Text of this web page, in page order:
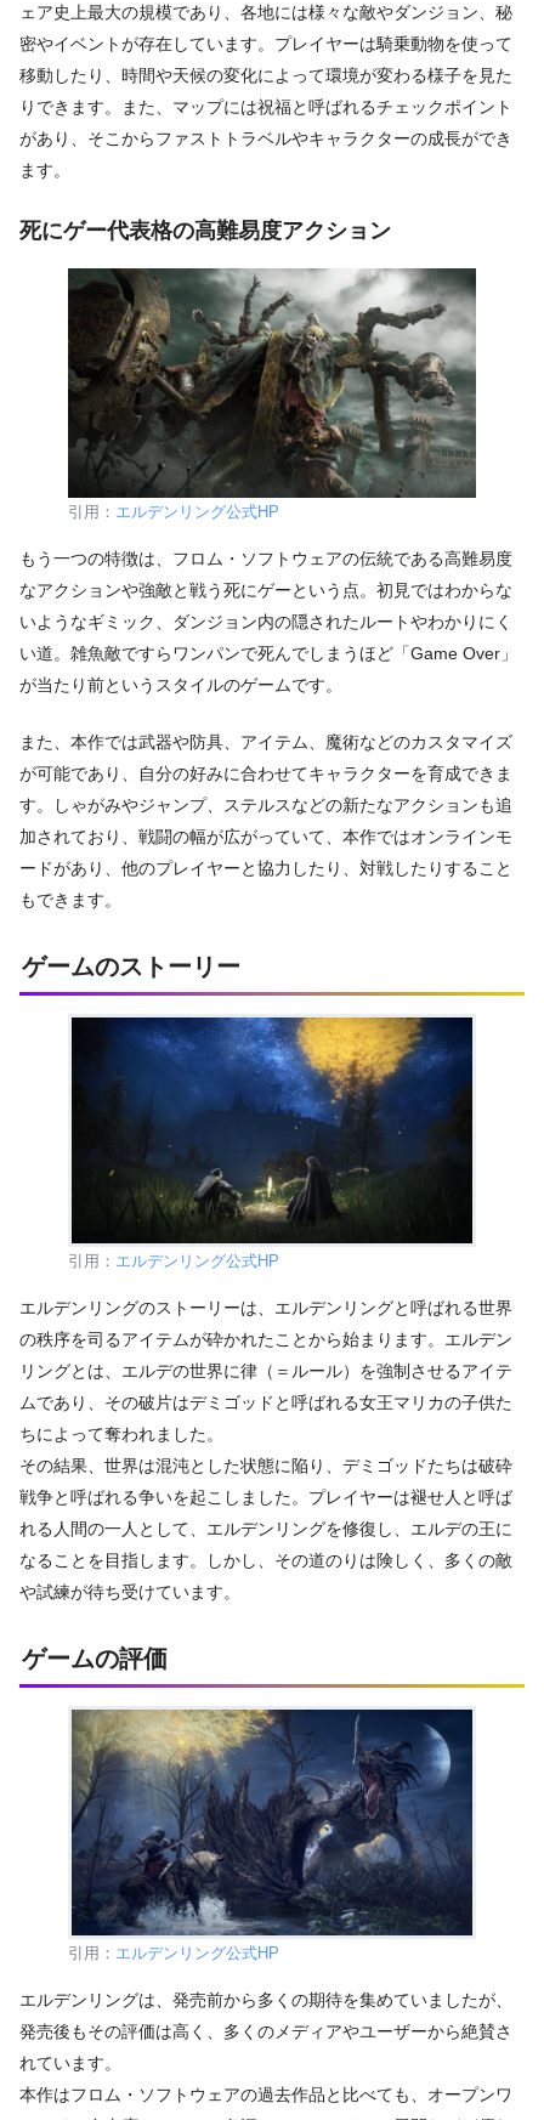
ェア史上最大の規模であり、各地には様々な敵やダンジョン、秘
密やイベントが存在しています。プレイヤーは騎乗動物を使って
移動したり、時間や天候の変化によって環境が変わる様子を見た
りできます。また、マップには祝福と呼ばれるチェックポイント
があり、そこからファストトラベルやキャラクターの成長ができ
ます。
死にゲー代表格の高難易度アクション
引用： エルデンリング公式HP
もう一つの特徴は、フロム・ソフトウェアの伝統である高難易度
なアクションや強敵と戦う死にゲーという点。初見ではわからな
いようなギミック、ダンジョン内の隠されたルートやわかりにく
い道。雑魚敵ですらワンパンで死んでしまうほど「Game Over」
が当たり前というスタイルのゲームです。
また、本作では武器や防具、アイテム、魔術などのカスタマイズ
が可能であり、自分の好みに合わせてキャラクターを育成できま
す。しゃがみやジャンプ、ステルスなどの新たなアクションも追
加されており、戦闘の幅が広がっていて、本作ではオンラインモ
ードがあり、他のプレイヤーと協力したり、対戦したりすること
もできます。
ゲームのストーリー
引用： エルデンリング公式HP
エルデンリングのストーリーは、エルデンリングと呼ばれる世界
の秩序を司るアイテムが砕かれたことから始まります。エルデン
リングとは、エルデの世界に律（＝ルール）を強制させるアイテ
ムであり、その破片はデミゴッドと呼ばれる女王マリカの子供た
ちによって奪われました。
その結果、世界は混沌とした状態に陥り、デミゴッドたちは破砕
戦争と呼ばれる争いを起こしました。プレイヤーは褪せ人と呼ば
れる人間の一人として、エルデンリングを修復し、エルデの王に
なることを目指します。しかし、その道のりは険しく、多くの敵
や試練が待ち受けています。
ゲームの評価
引用： エルデンリング公式HP
エルデンリングは、発売前から多くの期待を集めていましたが、
発売後もその評価は高く、多くのメディアやユーザーから絶賛さ
れています。
本作はフロム・ソフトウェアの過去作品と比べても、オープンワ